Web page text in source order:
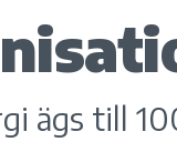
ägs till